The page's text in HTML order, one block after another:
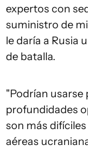
expertos con
suministro de
le daría a Rusia
de batalla.
"Podrían usarse
profundidades
son más
aéreas